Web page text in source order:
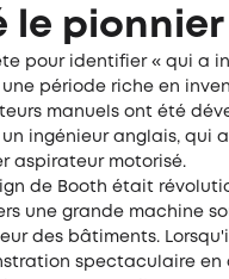
le
pour identifier « qui a
une période riche en
manuels ont été
un ingénieur anglais, qui
aspirateur motorisé.
de Booth était
une grande machine
des bâtiments.
spectaculaire en